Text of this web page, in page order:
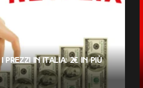
in Italia: 2€ in più